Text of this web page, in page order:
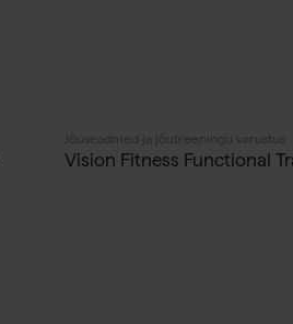
Jõuseadmed ja jõutreeningu varustus
Vision Fitness Functional